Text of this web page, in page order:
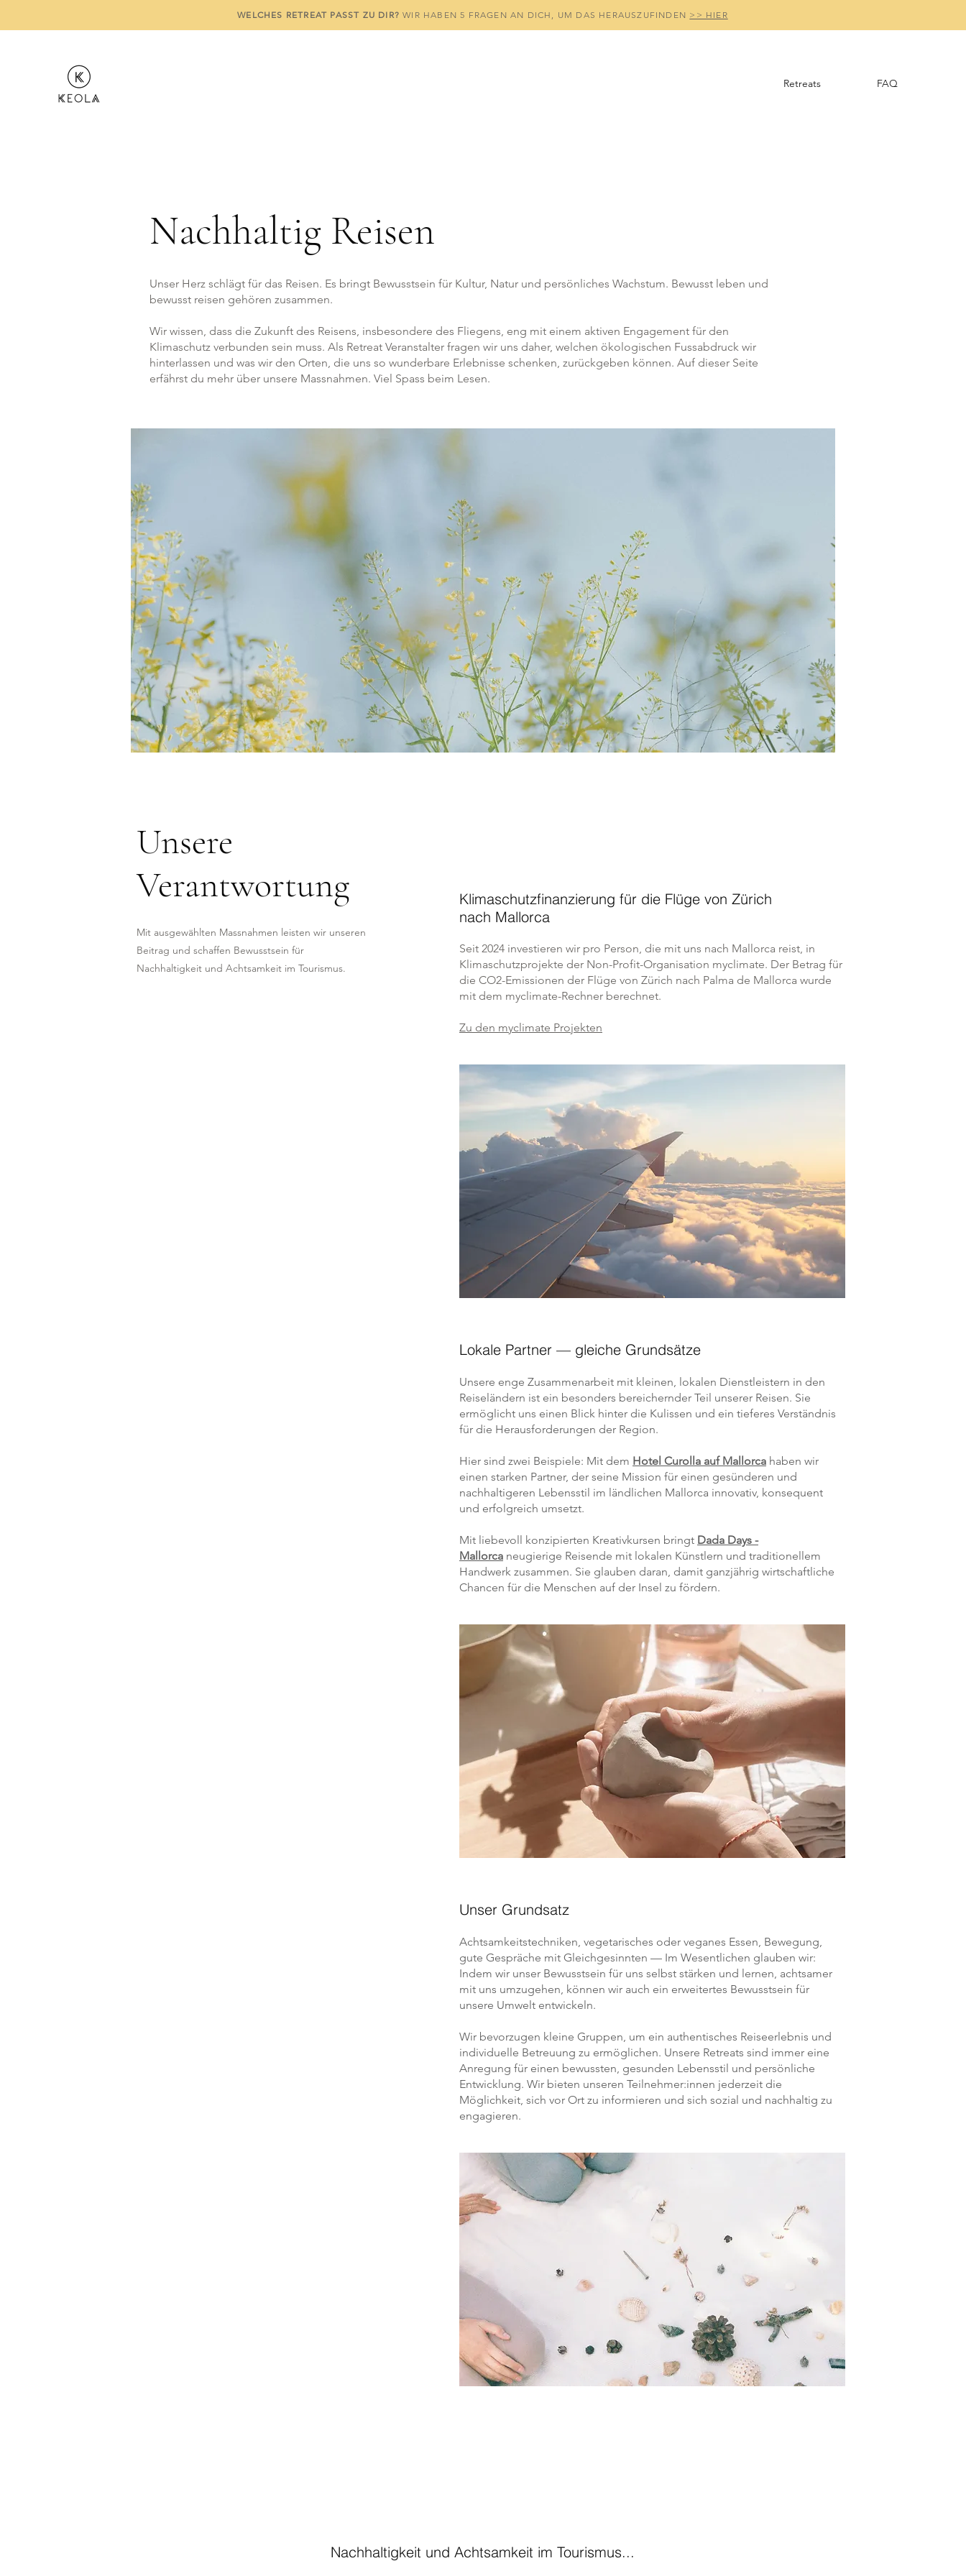
WELCHES RETREAT PASST ZU DIR?WIR HABEN 5 FRAGEN AN DICH, UM DAS HERAUSZUFINDEN >> HIER
Retreats FAQ
Nachhaltig Reisen
Unser Herz schlägt für das Reisen. Es bringt Bewusstsein für Kultur, Natur und persönliches Wachstum. Bewusst leben und
bewusst reisen gehören zusammen.
Wir wissen, dass die Zukunft des Reisens, insbesondere des Fliegens, eng mit einem aktiven Engagement für den
Klimaschutz verbunden sein muss. Als Retreat Veranstalter fragen wir uns daher, welchen ökologischen Fussabdruck wir
hinterlassen und was wir den Orten, die uns so wunderbare Erlebnisse schenken, zurückgeben können. Auf dieser Seite
erfährst du mehr über unsere Massnahmen. Viel Spass beim Lesen.
Unsere
Verantwortung
Mit ausgewählten Massnahmen leisten wir unseren
Beitrag und schaffen Bewusstsein für
Nachhaltigkeit und Achtsamkeit im Tourismus.
Klimaschutzfinanzierung für die Flüge von Zürich
nach Mallorca
Seit 2024 investieren wir pro Person, die mit uns nach Mallorca reist, in
Klimaschutzprojekte der Non-Profit-Organisation myclimate. Der Betrag für
die CO2-Emissionen der Flüge von Zürich nach Palma de Mallorca wurde
mit dem myclimate-Rechner berechnet.
Zu den myclimate Projekten
Lokale Partner — gleiche Grundsätze
Unsere enge Zusammenarbeit mit kleinen, lokalen Dienstleistern in den
Reiseländern ist ein besonders bereichernder Teil unserer Reisen. Sie
ermöglicht uns einen Blick hinter die Kulissen und ein tieferes Verständnis
für die Herausforderungen der Region.
Hier sind zwei Beispiele: Mit dem Hotel Curolla auf Mallorca haben wir
einen starken Partner, der seine Mission für einen gesünderen und
nachhaltigeren Lebensstil im ländlichen Mallorca innovativ, konsequent
und erfolgreich umsetzt.
Mit liebevoll konzipierten Kreativkursen bringt Dada Days -
Mallorca neugierige Reisende mit lokalen Künstlern und traditionellem
Handwerk zusammen. Sie glauben daran, damit ganzjährig wirtschaftliche
Chancen für die Menschen auf der Insel zu fördern.
Unser Grundsatz
Achtsamkeitstechniken, vegetarisches oder veganes Essen, Bewegung,
gute Gespräche mit Gleichgesinnten — Im Wesentlichen glauben wir:
Indem wir unser Bewusstsein für uns selbst stärken und lernen, achtsamer
mit uns umzugehen, können wir auch ein erweitertes Bewusstsein für
unsere Umwelt entwickeln.
Wir bevorzugen kleine Gruppen, um ein authentisches Reiseerlebnis und
individuelle Betreuung zu ermöglichen. Unsere Retreats sind immer eine
Anregung für einen bewussten, gesunden Lebensstil und persönliche
Entwicklung. Wir bieten unseren Teilnehmer:innen jederzeit die
Möglichkeit, sich vor Ort zu informieren und sich sozial und nachhaltig zu
engagieren.
Nachhaltigkeit und Achtsamkeit im Tourismus...